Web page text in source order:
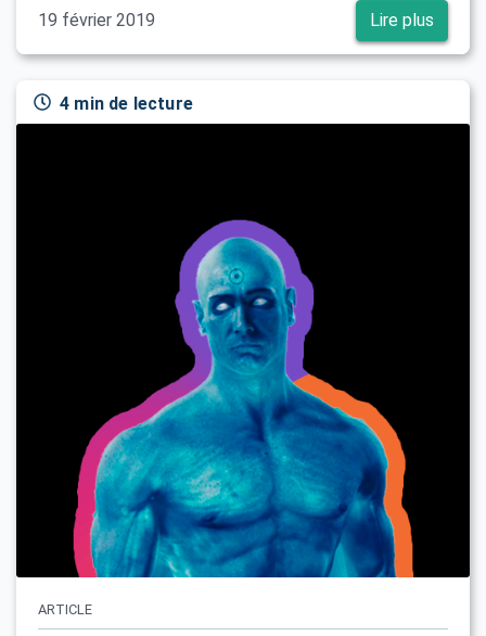
19 février 2019 Lire plus
4 min de lecture
ARTICLE